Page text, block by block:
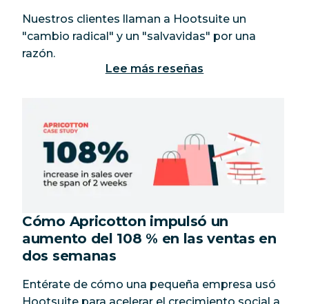
Nuestros clientes llaman a Hootsuite un
"cambio radical" y un "salvavidas" por una
razón.
Lee más reseñas
Cómo Apricotton impulsó un
aumento del 108 % en las ventas en
dos semanas
Entérate de cómo una pequeña empresa usó
Hootsuite para acelerar el crecimiento social a